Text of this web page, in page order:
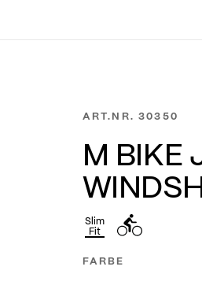
ART.NR. 30350
M BIKE
Slim
Fit
FARBE